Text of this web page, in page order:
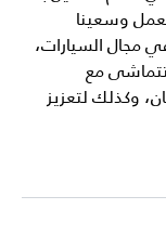
وسعينا
مجال السيارات،
مع
وكذلك لتعزيز